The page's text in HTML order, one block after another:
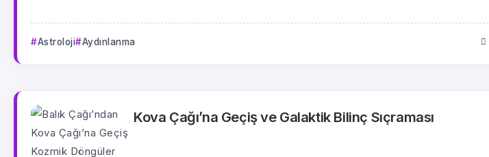
Astroloji Aydınlanma
Kova Çağı’na Geçiş ve Galaktik Bilinç Sıçraması